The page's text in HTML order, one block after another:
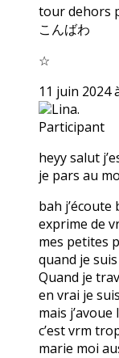
tour dehors
こんばわ
☆
11 juin 2024
Lina.
Participant
heyy salut
je pars au
bah j’écoute
exprime de
mes petites
quand je
Quand je
en vrai je
mais
c’est vrm
marie moi